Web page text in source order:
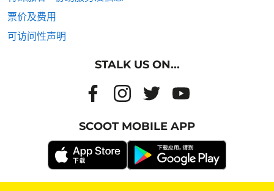
票价及费用
可访问性声明
STALK US ON...
SCOOT MOBILE APP